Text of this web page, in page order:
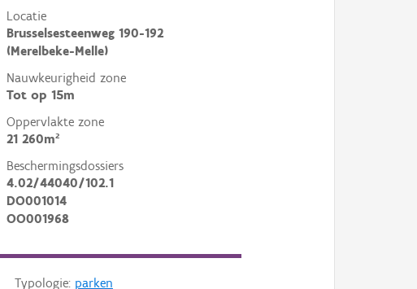
Locatie
Brusselsesteenweg 190-192
(Merelbeke-Melle)
Nauwkeurigheid zone
Tot op 15m
Oppervlakte zone
21 260m²
Beschermingsdossiers
4.02/44040/102.1
DO001014
OO001968
Typologie: parken